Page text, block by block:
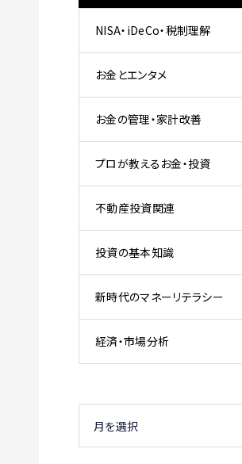
NISA・iDeCo・税制理解
お金とエンタメ
お金の管理・家計改善
プロが教えるお金・投資
不動産投資関連
投資の基本知識
新時代のマネーリテラシー
経済・市場分析
月を選択